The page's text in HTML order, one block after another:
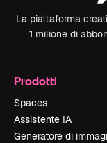
La piattaforma
1 milione di
Prodotti
Spaces
Assistente IA
Generatore di